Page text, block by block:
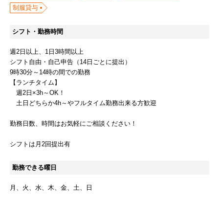
制服貸与
シフト・勤務時間
週2日以上、1日3時間以上
シフト自由・自己申告（14日ごとに提出）
9時30分～14時の間での勤務
【ランチタイム】
週2日×3h～OK！
土日どちらか4h～やフルタイム勤務出来る方歓迎
勤務日数、時間はお気軽にご相談ください！
シフトは月2回提出有
勤務できる曜日
月 火 水 木 金 土 日